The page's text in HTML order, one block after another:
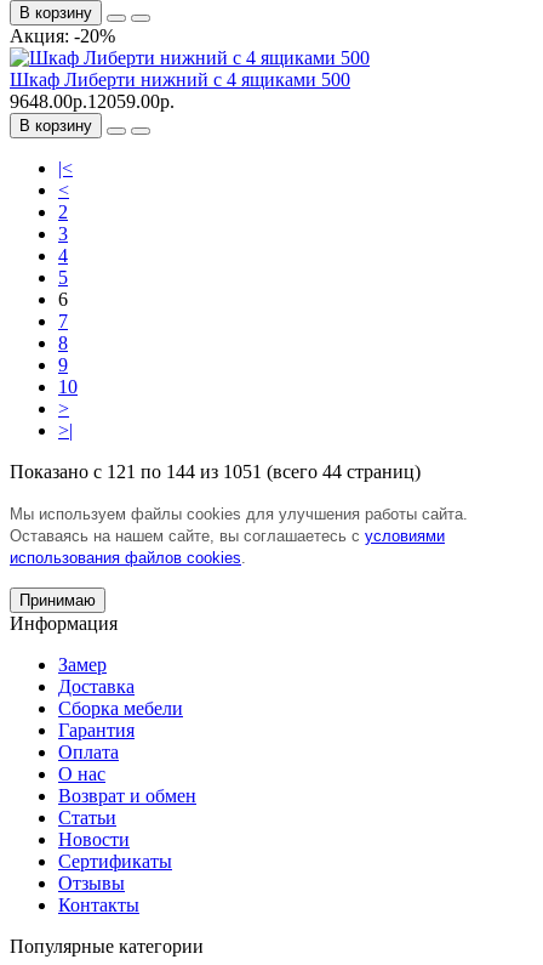
В корзину
Акция: -20%
Шкаф Либерти нижний с 4 ящиками 500
9648.00р.12059.00р.
В корзину
|<
<
2
3
4
5
6
7
8
9
10
>
>|
Показано с 121 по 144 из 1051 (всего 44 страниц)
Мы используем файлы cookies для улучшения работы сайта.
Оставаясь на нашем сайте, вы соглашаетесь с условиями
использования файлов cookies.
Принимаю
Информация
Замер
Доставка
Сборка мебели
Гарантия
Оплата
О нас
Возврат и обмен
Статьи
Новости
Сертификаты
Отзывы
Контакты
Популярные категории